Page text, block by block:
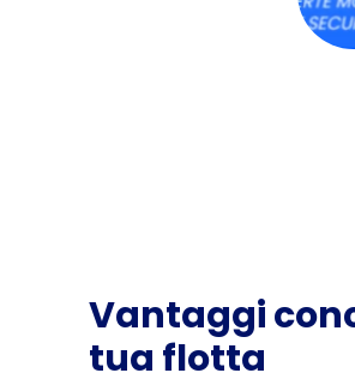
Vantaggi
tua flotta